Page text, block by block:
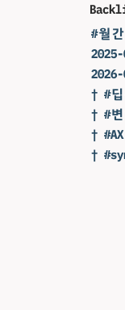
#월
2026-
† #
† #
†
†